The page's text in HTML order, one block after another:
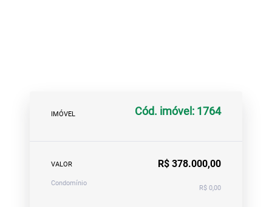
IMÓVEL Cód. imóvel: 1764
VALOR R$ 378.000,00
Condomínio
R$ 0,00